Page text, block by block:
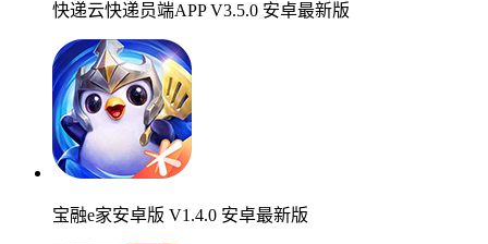
快递云快递员端APP V3.5.0 安卓最新版
宝融e家安卓版 V1.4.0 安卓最新版